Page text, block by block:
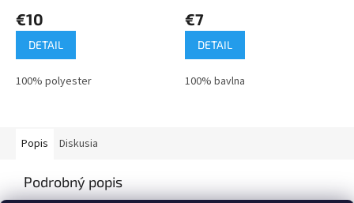
€10
DETAIL
100% polyester
€7
DETAIL
100% bavlna
Popis Diskusia
Podrobný popis